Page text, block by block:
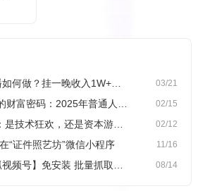
03/21
晚收入1W+，这份教程，小白可做~
02/15
2025年普通人如何抓住AI创业风口？
02/12
技术狂欢，还是资本游戏？
11/16
“证件照艺坊”微信小程序
08/14
】免安装 批量抓取媒体文件